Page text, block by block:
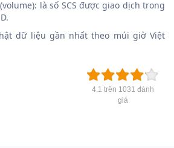
là số SCS được giao dịch trong
dữ liệu gần nhất theo múi giờ Việt
4.1 trên 1031 đánh
giá